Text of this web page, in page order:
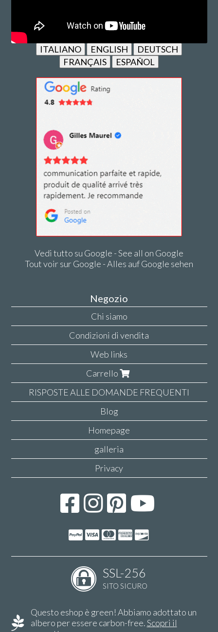
ITALIANO ENGLISH
DEUTSCH
FRANÇAIS
ESPAÑOL
Vedi tutto su Google - See all on Google
Tout voir sur Google - Alles auf Google sehen
Negozio
Chi siamo
Condizioni di vendita
Web links
Carrello
RISPOSTE ALLE DOMANDE FREQUENTI
Blog
Homepage
galleria
Privacy
SSL-256
SITO SICURO
Questo eshop è green! Abbiamo adottato un
albero per essere carbon-free.Scopri il